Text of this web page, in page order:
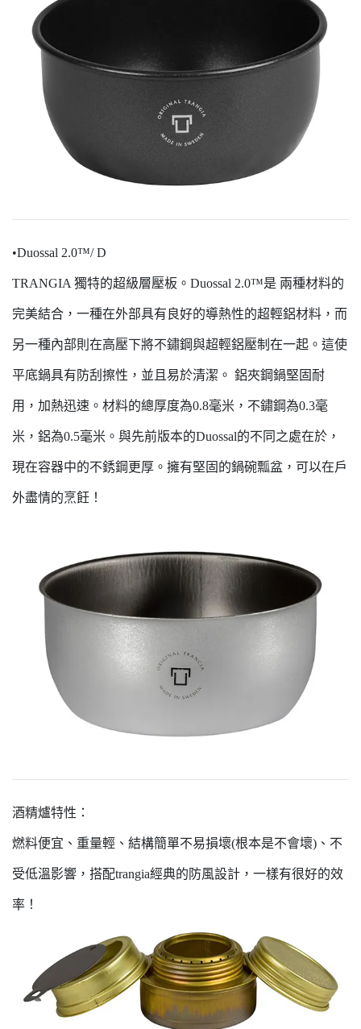
•Duossal 2.0™/ D
TRANGIA 獨特的超級層壓板。Duossal 2.0™是 兩種材料的
完美結合，一種在外部具有良好的導熱性的超輕鋁材料，而
另一種內部則在高壓下將不鏽鋼與超輕鋁壓制在一起。這使
平底鍋具有防刮擦性，並且易於清潔。 鋁夾鋼鍋堅固耐
用，加熱迅速。材料的總厚度為0.8毫米，不鏽鋼為0.3毫
米，鋁為0.5毫米。與先前版本的Duossal的不同之處在於，
現在容器中的不銹鋼更厚。擁有堅固的鍋碗瓢盆，可以在戶
外盡情的烹飪！
酒精爐特性：
燃料便宜、重量輕、結構簡單不易損壞(根本是不會壞)、不
受低溫影響，搭配trangia經典的防風設計，一樣有很好的效
率！